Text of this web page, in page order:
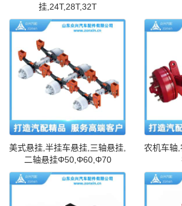
挂,24T,28T,32T
美式悬挂,半挂车悬挂,三轴悬挂,
二轴悬挂Φ50,Φ60,Φ70
农机车轴,